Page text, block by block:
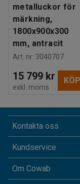
metalluckor för
märkning,
1800x900x300
mm, antracit
Art. nr: 3040707
15 799 kr
exkl. moms
KÖP
Kontakta oss
Kundservice
Om Cowab